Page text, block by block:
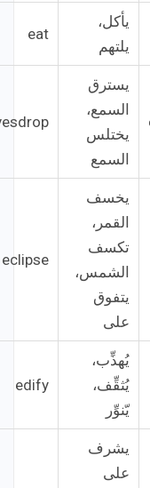
يأكل،
يلتهم
eat
يسترق
السمع،
يختلس
السمع
يخسف
القمر،
تكسف
الشمس،
يتفوق
على
eclipse
يُهذِّب،
يُثقِّف،
يّنوِّر
edify
يشرف
على